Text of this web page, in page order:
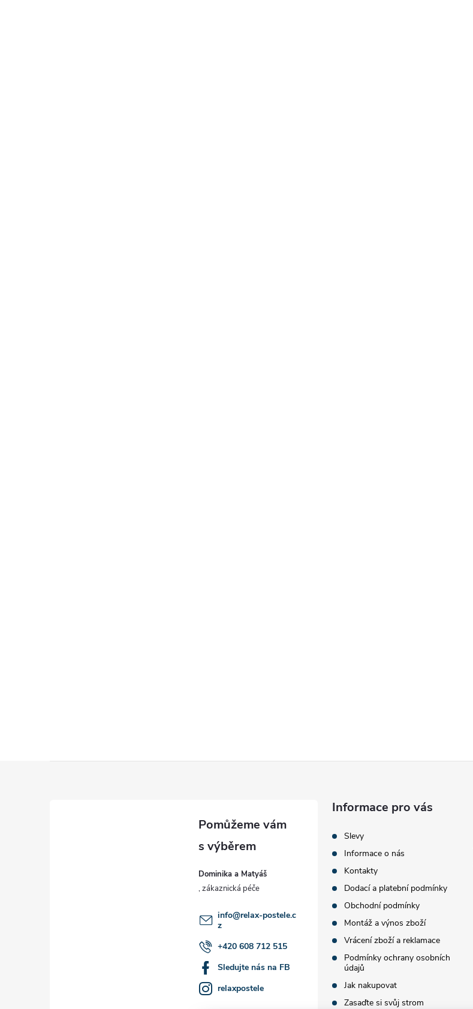
Dominika a Matyáš
info@relax-postele.c
z
+420 608 712 515
Sledujte nás na FB
relaxpostele
Informace pro vás
Slevy
Informace o nás
Kontakty
Dodací a platební podmínky
Obchodní podmínky
Montáž a výnos zboží
Vrácení zboží a reklamace
Podmínky ochrany osobních
údajů
Jak nakupovat
Zasaďte si svůj strom